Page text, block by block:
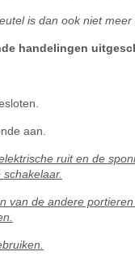
is dan ook niet meer
handelingen
aan.
ruit en de
van de andere